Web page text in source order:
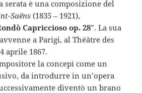
è una composizione del
Saëns (1835 – 1921),
Capriccioso op. 28”. La sua
a Parigi, al Théâtre des
aprile 1867.
la concepì come un
da introdurre in un’opera
diventò un brano